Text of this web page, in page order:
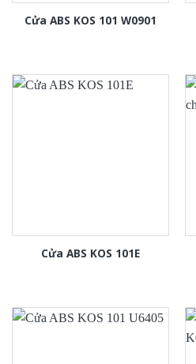
Cửa ABS KOS 101 W0901
Cửa ABS KOS 101E